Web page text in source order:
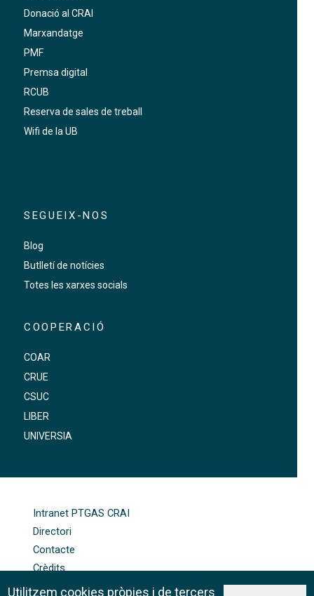
Donació al CRAI
Marxandatge
PMF
Premsa digital
RCUB
Reserva de sales de treball
Wifi de la UB
SEGUEIX-NOS
Blog
Butlletí de notícies
Totes les xarxes socials
COOPERACIÓ
COAR
CRUE
CSUC
LIBER
UNIVERSIA
Intranet PTGAS CRAI
Directori
Contacte
Crèdits
Utilitzem cookies pròpies i de tercers